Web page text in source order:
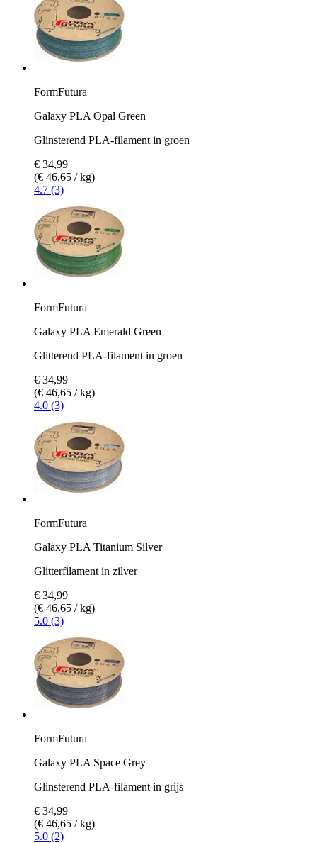
FormFutura
Galaxy PLA Opal Green
Glinsterend PLA-filament in groen
€ 34,99
(€ 46,65 / kg)
4.7 (3)
FormFutura
Galaxy PLA Emerald Green
Glitterend PLA-filament in groen
€ 34,99
(€ 46,65 / kg)
4.0 (3)
FormFutura
Galaxy PLA Titanium Silver
Glitterfilament in zilver
€ 34,99
(€ 46,65 / kg)
5.0 (3)
FormFutura
Galaxy PLA Space Grey
Glinsterend PLA-filament in grijs
€ 34,99
(€ 46,65 / kg)
5.0 (2)